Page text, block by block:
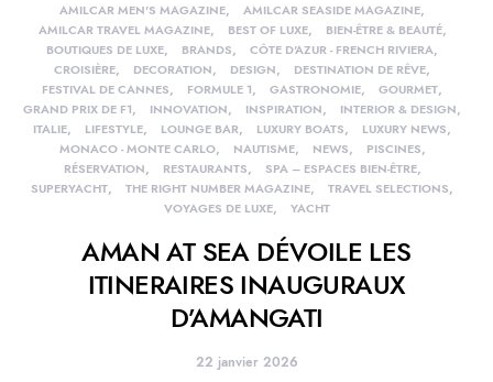
AMILCAR MEN'S MAGAZINE
AMILCAR SEASIDE MAGAZINE
AMILCAR TRAVEL MAGAZINE
BEST OF LUXE
BIEN-ÊTRE & BEAUTÉ
BOUTIQUES DE LUXE
BRANDS
CÔTE D'AZUR - FRENCH RIVIERA
CROISIÈRE
DECORATION DESIGN
DESTINATION DE RÊVE
FESTIVAL DE CANNES
FORMULE 1 GASTRONOMIE
GOURMET
GRAND PRIX DE F1
INNOVATION INSPIRATION
INTERIOR & DESIGN
ITALIE
LIFESTYLE LOUNGE BAR LUXURY BOATS
LUXURY NEWS
MONACO - MONTE CARLO
NAUTISME NEWS
PISCINES
RÉSERVATION
RESTAURANTS
SPA – ESPACES BIEN-ÊTRE
SUPERYACHT
THE RIGHT NUMBER MAGAZINE
TRAVEL SELECTIONS
VOYAGES DE LUXE
YACHT
AMAN AT SEA DÉVOILE LES
ITINERAIRES INAUGURAUX
D’AMANGATI
22 janvier 2026